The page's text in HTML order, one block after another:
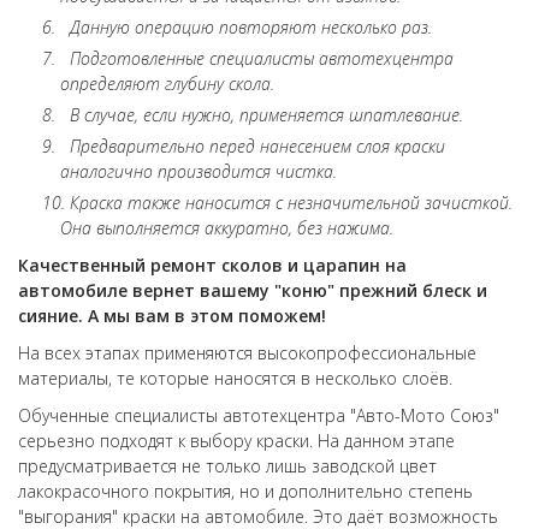
Данную операцию повторяют несколько раз.
Подготовленные специалисты автотехцентра
определяют глубину скола.
В случае, если нужно, применяется шпатлевание.
Предварительно перед нанесением слоя краски
аналогично производится чистка.
Краска также наносится с незначительной зачисткой.
Она выполняется аккуратно, без нажима.
Качественный ремонт сколов и царапин на
автомобиле вернет вашему "коню" прежний блеск и
сияние. А мы вам в этом поможем!
На всех этапах применяются высокопрофессиональные
материалы, те которые наносятся в несколько слоёв.
Обученные специалисты автотехцентра "Авто-Мото Союз"
серьезно подходят к выбору краски. На данном этапе
предусматривается не только лишь заводской цвет
лакокрасочного покрытия, но и дополнительно степень
"выгорания" краски на автомобиле. Это даёт возможность